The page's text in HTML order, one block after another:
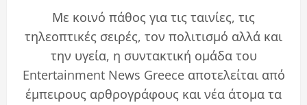
Με κοινό πάθος για τις ταινίες, τις
τηλεοπτικές σειρές, τον πολιτισμό αλλά και
την υγεία, η συντακτική ομάδα του
Entertainment News Greece αποτελείται από
έμπειρους αρθρογράφους και νέα άτομα τα